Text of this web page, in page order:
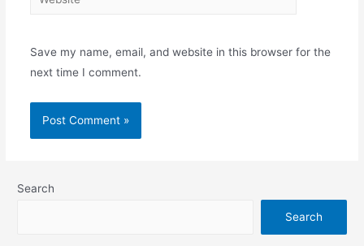
Save my name, email, and website in this browser for the
next time I comment.
Search
Search